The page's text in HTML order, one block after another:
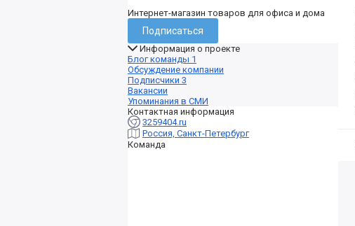
Интернет-магазин товаров для офиса и дома
Подписаться
Информация о проекте
Блог команды 1
Обсуждение компании
Подписчики 3
Вакансии
Упоминания в СМИ
Контактная информация
3259404.ru
Россия, Санкт-Петербург
Команда